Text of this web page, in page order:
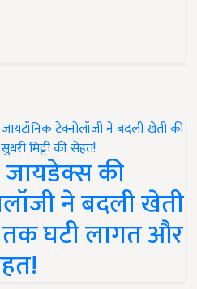
जायडेक्स की
ने बदली खेती
तक घटी लागत और